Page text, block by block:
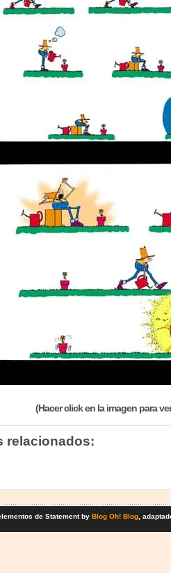
(Hacer click en la imagen para
relacionados:
de Statement by Blog Oh! Blog,